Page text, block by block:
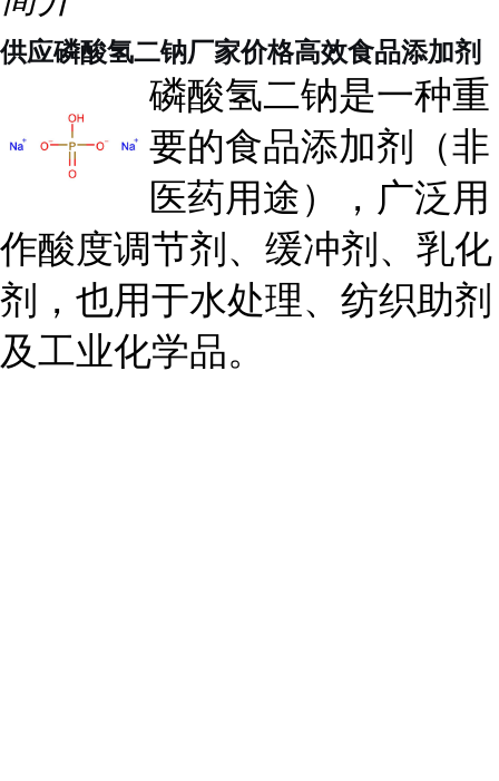
供应磷酸氢二钠厂家价格高效食品添加剂
磷酸氢二钠是一种重
要的食品添加剂（非
医药用途），广泛用
作酸度调节剂、缓冲剂、乳化
剂，也用于水处理、纺织助剂
及工业化学品。